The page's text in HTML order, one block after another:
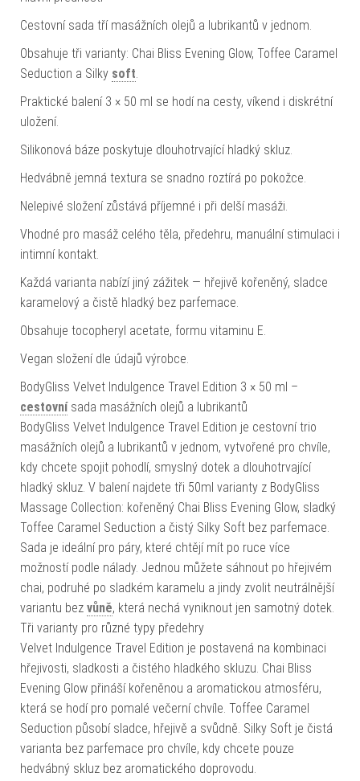
Cestovní sada tří masážních olejů a lubrikantů v jednom.
Obsahuje tři varianty: Chai Bliss Evening Glow, Toffee Caramel
Seduction a Silky soft
Praktické balení 3 × 50 ml se hodí na cesty, víkend i diskrétní
uložení.
Silikonová báze poskytuje dlouhotrvající hladký skluz.
Hedvábně jemná textura se snadno roztírá po pokožce.
Nelepivé složení zůstává příjemné i při delší masáži.
Vhodné pro masáž celého těla, předehru, manuální stimulaci i
intimní kontakt.
Každá varianta nabízí jiný zážitek — hřejivě kořeněný, sladce
karamelový a čistě hladký bez parfemace.
Obsahuje tocopheryl acetate, formu vitaminu E.
Vegan složení dle údajů výrobce.
BodyGliss Velvet Indulgence Travel Edition 3 × 50 ml –
cestovnísada masážních olejů a lubrikantů
BodyGliss Velvet Indulgence Travel Edition je cestovní trio
masážních olejů a lubrikantů v jednom, vytvořené pro chvíle,
kdy chcete spojit pohodlí, smyslný dotek a dlouhotrvající
hladký skluz. V balení najdete tři 50ml varianty z BodyGliss
Massage Collection: kořeněný Chai Bliss Evening Glow, sladký
Toffee Caramel Seduction a čistý Silky Soft bez parfemace.
Sada je ideální pro páry, které chtějí mít po ruce více
možností podle nálady. Jednou můžete sáhnout po hřejivém
chai, podruhé po sladkém karamelu a jindy zvolit neutrálnější
variantu bez vůně, která nechá vyniknout jen samotný dotek.
Tři varianty pro různé typy předehry
Velvet Indulgence Travel Edition je postavená na kombinaci
hřejivosti, sladkosti a čistého hladkého skluzu. Chai Bliss
Evening Glow přináší kořeněnou a aromatickou atmosféru,
která se hodí pro pomalé večerní chvíle. Toffee Caramel
Seduction působí sladce, hřejivě a svůdně. Silky Soft je čistá
varianta bez parfemace pro chvíle, kdy chcete pouze
hedvábný skluz bez aromatického doprovodu.